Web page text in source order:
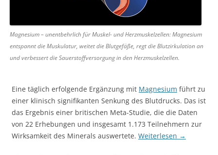
Magnesium – unentbehrlich für Muskel- und Herzmuskelzellen: Magnesium
entspannt die Muskulatur, weitet die Blutgefäße, regt die Blutzirkulation an
und verbessert die Sauerstoffversorgung in den Herzmuskelzellen.
Eine täglich erfolgende Ergänzung mit Magnesium führt zu
einer klinisch signifikanten Senkung des Blutdrucks. Das ist
das Ergebnis einer britischen Meta-Studie, die die Daten
von 22 Erhebungen und insgesamt 1.173 Teilnehmern zur
Wirksamkeit des Minerals auswertete. Weiterlesen →